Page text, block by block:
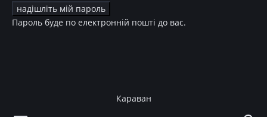
Пароль буде по електронній пошті до вас.
Караван